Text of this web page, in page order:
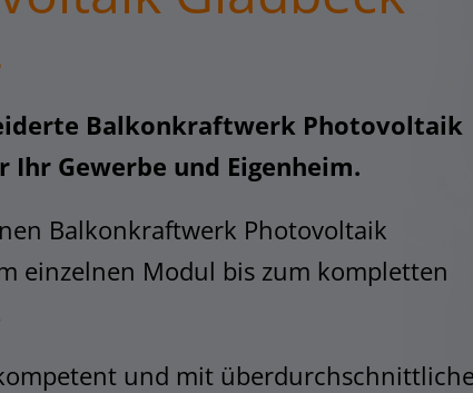
Balkonkraftwerk Photovoltaik
Ihr Gewerbe und Eigenheim.
Balkonkraftwerk Photovoltaik
einzelnen Modul bis zum kompletten
und mit